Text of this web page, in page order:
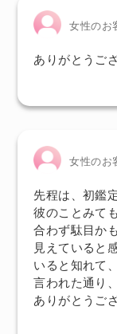
女性のお
ありがとうご
女性のお
先程は、初鑑
彼のことみて
合わず駄目か
見えていると
いると知れて
言われた通り
ありがとうご